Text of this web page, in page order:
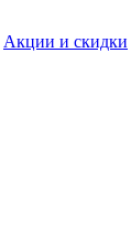
Акции и скидки